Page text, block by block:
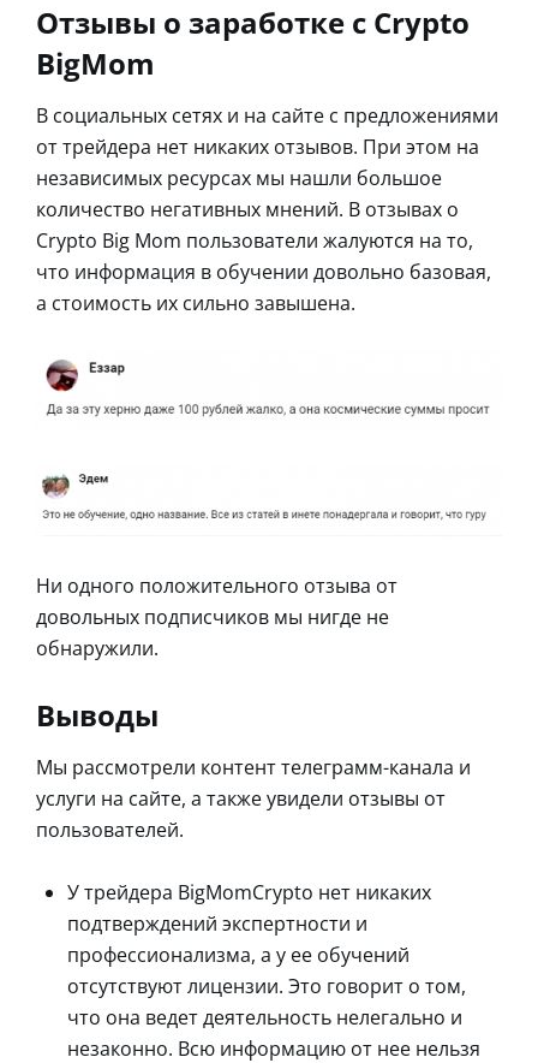
Отзывы о заработке с Crypto
BigMom
В социальных сетях и на сайте с предложениями
от трейдера нет никаких отзывов. При этом на
независимых ресурсах мы нашли большое
количество негативных мнений. В отзывах о
Crypto Big Mom пользователи жалуются на то,
что информация в обучении довольно базовая,
а стоимость их сильно завышена.
Ни одного положительного отзыва от
довольных подписчиков мы нигде не
обнаружили.
Выводы
Мы рассмотрели контент телеграмм-канала и
услуги на сайте, а также увидели отзывы от
пользователей.
У трейдера BigMomCrypto нет никаких
подтверждений экспертности и
профессионализма, а у ее обучений
отсутствуют лицензии. Это говорит о том,
что она ведет деятельность нелегально и
незаконно. Всю информацию от нее нельзя